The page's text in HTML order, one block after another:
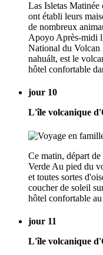
Las Isletas Matinée
ont établi leurs
de nombreux
Apoyo Après-midi
National du Volcan
nahuált, est le
hôtel confortable
jour 10
L'île volcanique
Ce matin, départ
Verde Au pied du
et toutes sortes
coucher de soleil
hôtel confortable
jour 11
L'île volcanique